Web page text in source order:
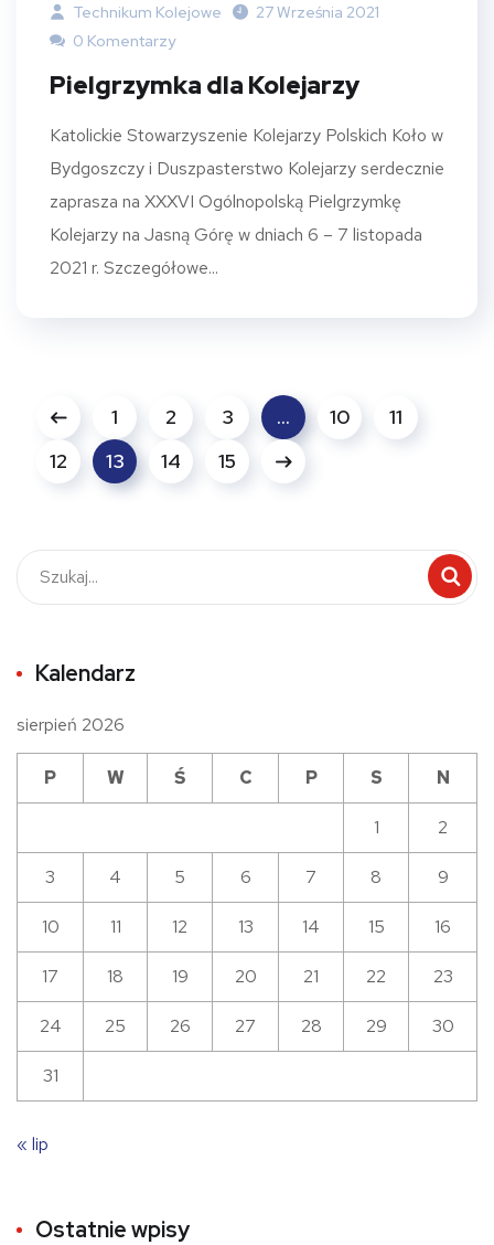
Technikum Kolejowe
27 Września 2021
0 Komentarzy
Pielgrzymka dla Kolejarzy
Katolickie Stowarzyszenie Kolejarzy Polskich Koło w
Bydgoszczy i Duszpasterstwo Kolejarzy serdecznie
zaprasza na XXXVI Ogólnopolską Pielgrzymkę
Kolejarzy na Jasną Górę w dniach 6 – 7 listopada
2021 r. Szczegółowe...
1 2 3 … 10
11
12
13 14 15
Kalendarz
sierpień 2026
P W Ś C P S N
1 2
3 4 5 6 7 8 9
10 11 12 13 14 15 16
17 18 19 20 21 22 23
24 25 26 27 28 29 30
31
« lip
Ostatnie wpisy